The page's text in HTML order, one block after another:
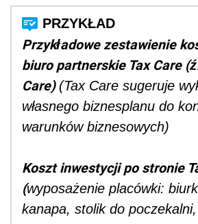
Przykładowe zestawienie
biuro partnerskie Tax Care
Care) (Tax Care sugeruje
własnego biznesplanu do
warunków biznesowych)
Koszt inwestycji po stronie
(wyposażenie placówki:
kanapa, stolik do